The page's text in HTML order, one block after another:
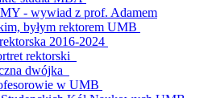
- wywiad z prof. Adamem
byłym rektorem UMB
2016-2024
rektorski
dwójka
w UMB